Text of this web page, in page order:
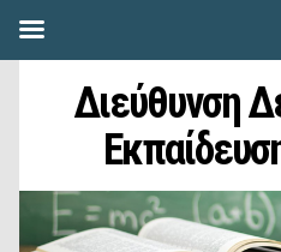
Διεύθυνση